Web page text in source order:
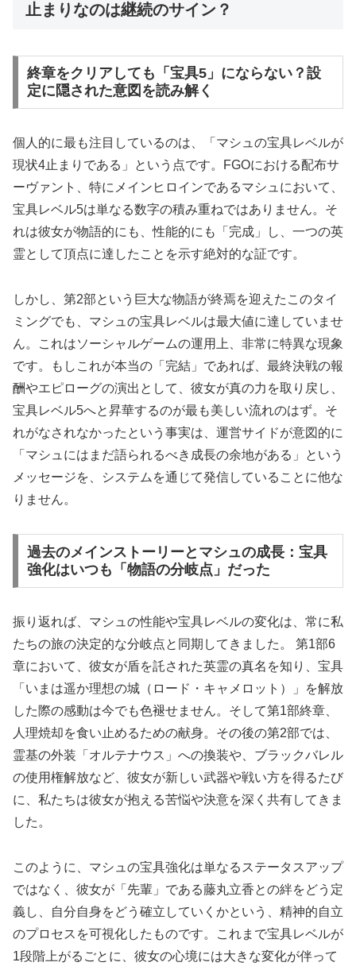
止まりなのは継続のサイン？
終章をクリアしても「宝具5」にならない？設
定に隠された意図を読み解く
個人的に最も注目しているのは、「マシュの宝具レベルが
現状4止まりである」という点です。FGOにおける配布サ
ーヴァント、特にメインヒロインであるマシュにおいて、
宝具レベル5は単なる数字の積み重ねではありません。そ
れは彼女が物語的にも、性能的にも「完成」し、一つの英
霊として頂点に達したことを示す絶対的な証です。
しかし、第2部という巨大な物語が終焉を迎えたこのタイ
ミングでも、マシュの宝具レベルは最大値に達していませ
ん。これはソーシャルゲームの運用上、非常に特異な現象
です。もしこれが本当の「完結」であれば、最終決戦の報
酬やエピローグの演出として、彼女が真の力を取り戻し、
宝具レベル5へと昇華するのが最も美しい流れのはず。そ
れがなされなかったという事実は、運営サイドが意図的に
「マシュにはまだ語られるべき成長の余地がある」という
メッセージを、システムを通じて発信していることに他な
りません。
過去のメインストーリーとマシュの成長：宝具
強化はいつも「物語の分岐点」だった
振り返れば、マシュの性能や宝具レベルの変化は、常に私
たちの旅の決定的な分岐点と同期してきました。 第1部6
章において、彼女が盾を託された英霊の真名を知り、宝具
「いまは遥か理想の城（ロード・キャメロット）」を解放
した際の感動は今でも色褪せません。そして第1部終章、
人理焼却を食い止めるための献身。その後の第2部では、
霊基の外装「オルテナウス」への換装や、ブラックバレル
の使用権解放など、彼女が新しい武器や戦い方を得るたび
に、私たちは彼女が抱える苦悩や決意を深く共有してきま
した。
このように、マシュの宝具強化は単なるステータスアップ
ではなく、彼女が「先輩」である藤丸立香との絆をどう定
義し、自分自身をどう確立していくかという、精神的自立
のプロセスを可視化したものです。これまで宝具レベルが
1段階上がるごとに、彼女の心境には大きな変化が伴って